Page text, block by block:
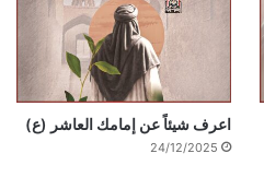
اعرف شيئاً عن إمامك العاشر (ع)
24/12/2025